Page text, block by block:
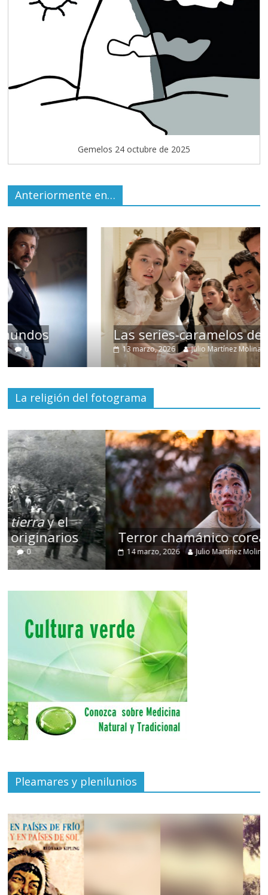
Gemelos 24 octubre de 2025
Anteriormente en…
Las series-caramelos de Shondaland
13 marzo, 2026 Julio Martínez Molina 0
La religión del fotograma
Terror chamánico coreano
14 marzo, 2026 Julio Martínez Molina 0
Pleamares y plenilunios